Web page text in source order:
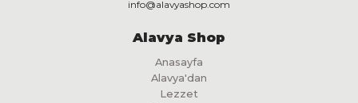
info@alavyashop.com
Alavya Shop
Anasayfa
Alavya'dan
Lezzet